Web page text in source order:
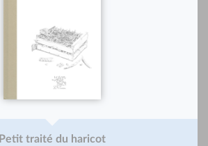
Petit traité du haricot